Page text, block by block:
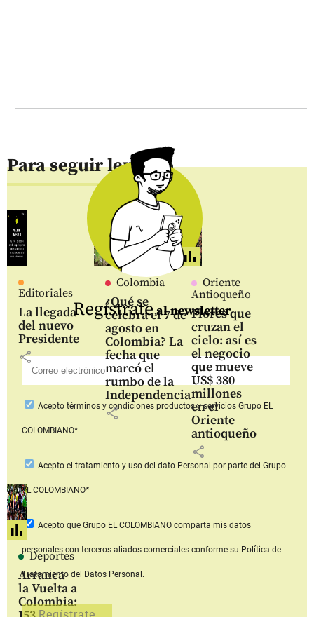
Para seguir leyendo
Editoriales
La llegada
del nuevo
Presidente
share
Colombia
¿Qué se
celebra el 7 de
agosto en
Colombia? La
fecha que
marcó el
rumbo de la
Independencia
share
Oriente
Antioqueño
Flores que
cruzan el
cielo: así es
el negocio
que mueve
US$ 380
millones
en el
Oriente
antioqueño
share
Deportes
Arranca
la Vuelta a
Colombia:
Regístrateal newsletter
Aceptotérminos y condiciones productos y serviciosGrupo EL
COLOMBIANO*
Acepto el tratamiento y uso del dato Personal por parte del Grupo
EL COLOMBIANO*
Acepto que Grupo EL COLOMBIANOcomparta mis datos
personales con terceros aliados comerciales conforme su Política de
Tratamiento del Datos Personal.